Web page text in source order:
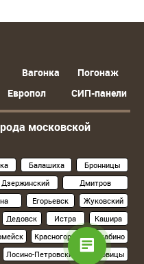
Вагонка
Погонаж
Европол СИП-панели
московской
Балашиха
Бронницы
Дзержинский
Дмитров
Егорьевск
Жуковский
Дедовск Истра
Кашира
Красногорск
Нахабино
Лосино-Петровский
Луховицы